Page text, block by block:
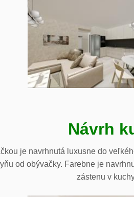
Návrh
je navrhnutá luxusne do
od obývačky. Farebne je
zástenu v